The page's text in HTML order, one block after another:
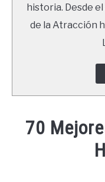
historia. Desde
de la Atracción
70